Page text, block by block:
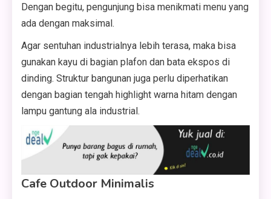
Dengan begitu, pengunjung bisa menikmati menu yang
ada dengan maksimal.
Agar sentuhan industrialnya lebih terasa, maka bisa
gunakan kayu di bagian plafon dan bata ekspos di
dinding. Struktur bangunan juga perlu diperhatikan
dengan bagian tengah highlight warna hitam dengan
lampu gantung ala industrial.
Cafe Outdoor Minimalis